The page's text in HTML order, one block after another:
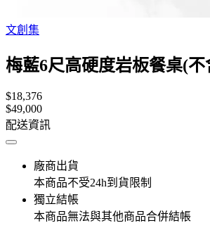
文創集
梅藍6尺高硬度岩板餐桌(不
$18,376
$49,000
配送資訊
廠商出貨
本商品不受24h到貨限制
獨立結帳
本商品無法與其他商品合併結帳